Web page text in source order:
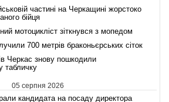
частині на Черкащині жорстоко
бійця
мотоцикліст зіткнувся з мопедом
700 метрів браконьєрських сіток
Черкас знову пошкодили
табличку
05 серпня 2026
кандидата на посаду директора